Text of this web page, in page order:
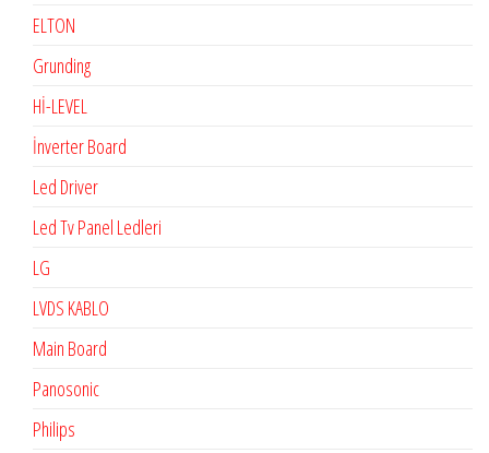
ELTON
Grunding
Hİ-LEVEL
İnverter Board
Led Driver
Led Tv Panel Ledleri
LG
LVDS KABLO
Main Board
Panosonic
Philips